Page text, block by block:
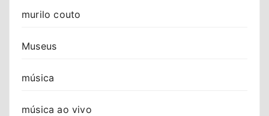
murilo couto
Museus
música
música ao vivo